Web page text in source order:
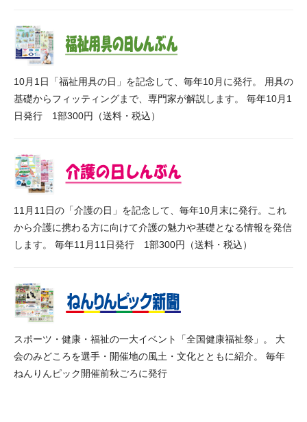
10月1日「福祉用具の日」を記念して、毎年10月に発行。 用具の
基礎からフィッティングまで、専門家が解説します。 毎年10月1
日発行 1部300円（送料・税込）
11月11日の「介護の日」を記念して、毎年10月末に発行。これ
から介護に携わる方に向けて介護の魅力や基礎となる情報を発信
します。 毎年11月11日発行 1部300円（送料・税込）
スポーツ・健康・福祉の一大イベント「全国健康福祉祭」。 大
会のみどころを選手・開催地の風土・文化とともに紹介。 毎年
ねんりんピック開催前秋ごろに発行